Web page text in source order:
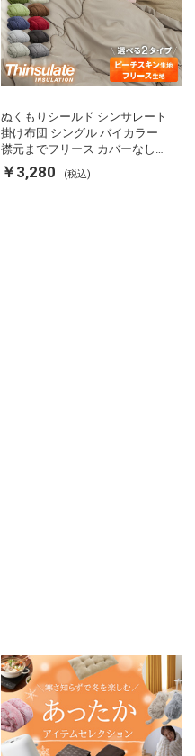
ぬくもりシールド シンサレート
掛け布団 シングル バイカラー
襟元までフリース カバーなしで
使える 軽い 丸洗い 断熱 保温 抗
菌防臭 洗える 防ダニ 軽量 ホコ
￥3,280 (税込)